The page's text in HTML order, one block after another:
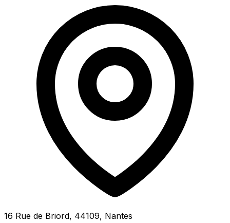
16 Rue de Briord, 44109, Nantes